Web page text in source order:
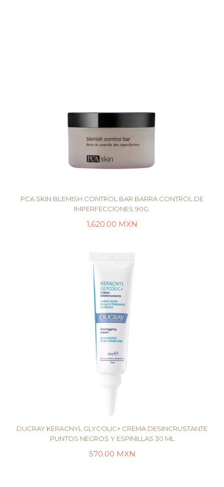
PCA SKIN BLEMISH CONTROL BAR BARRA CONTROL DE
IMPERFECCIONES 90G.
1,620.00 MXN
DUCRAY KERACNYL GLYCOLIC+ CREMA DESINCRUSTANTE
PUNTOS NEGROS Y ESPINILLAS 30 ML
570.00 MXN